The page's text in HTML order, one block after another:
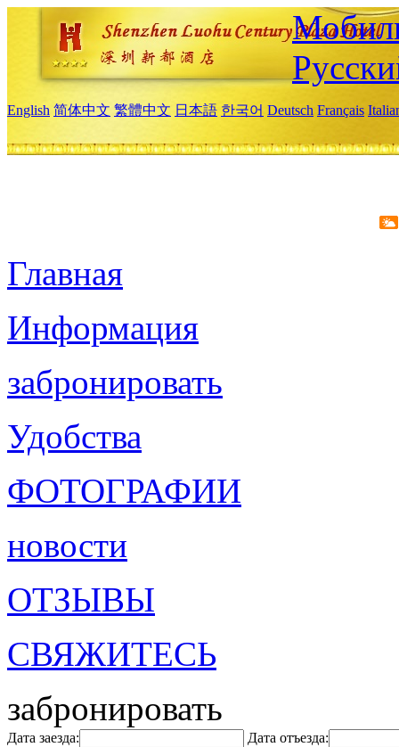
English 简体中文 繁體中文 日本語 한국어 Deutsch Français
Главная
Информация
забронировать
Удобства
ФОТОГРАФИИ
новости
ОТЗЫВЫ
СВЯЖИТЕСЬ
забронировать
Дата заезда: Дата отъезда: